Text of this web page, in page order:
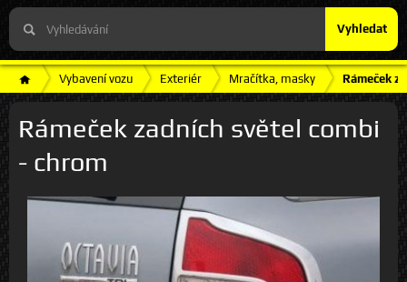
Vyhledat
Vybavení vozu Exteriér Mračítka, masky Rámeček
Rámeček zadních světel combi
- chrom